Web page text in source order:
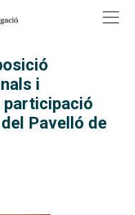
contingut
i
participació
Pavelló de